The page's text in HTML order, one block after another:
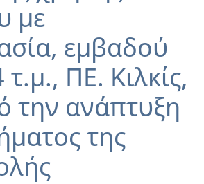
με
εμβαδού
ΠΕ. Κιλκίς,
την ανάπτυξη
της